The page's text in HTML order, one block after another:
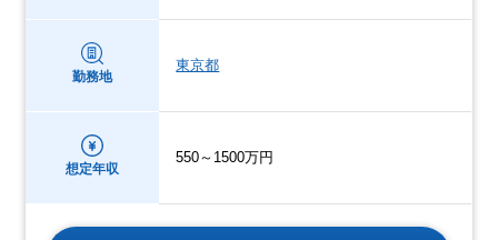
勤務地
東京都
想定年収
550～1500万円